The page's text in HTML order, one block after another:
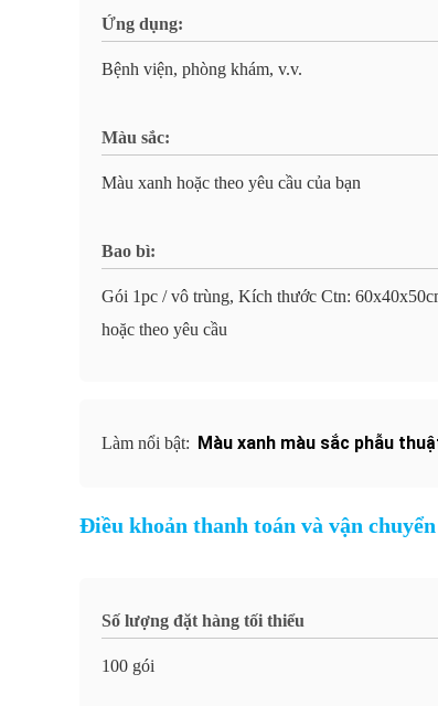
Ứng dụng:
Bệnh viện, phòng khám, v.v.
Màu sắc:
Màu xanh hoặc theo yêu cầu của bạn
Bao bì:
Gói 1pc / vô trùng, Kích thước Ctn:
hoặc theo yêu cầu
Làm nổi bật: Màu xanh màu sắc phẫu
Điều khoản thanh toán và vận chuyển
Số lượng đặt hàng tối thiểu
100 gói